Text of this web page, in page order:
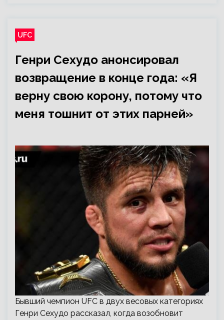
UFC
Генри Сехудо анонсировал
возвращение в конце года: «Я
верну свою корону, потому что
меня тошнит от этих парней»
Бывший чемпион UFC в двух весовых категориях
Генри Сехудо рассказал, когда возобновит